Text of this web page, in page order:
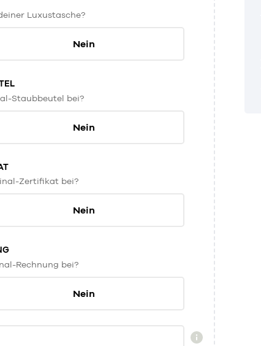
Luxustasche?
Nein
Staubbeutel bei?
Nein
Zertifikat bei?
Nein
Rechnung bei?
Nein